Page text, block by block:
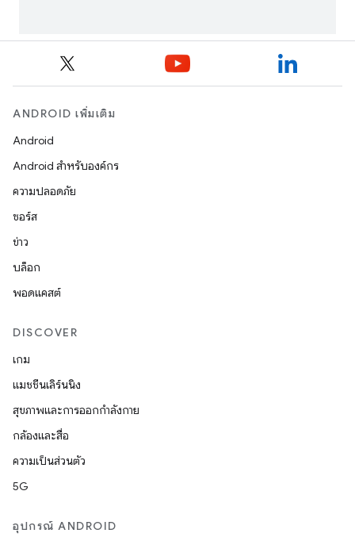
ANDROID เพิ่มเติม
Android
Android สำหรับองค์กร
ความปลอดภัย
ซอร์ส
ข่าว
บล็อก
พอดแคสต์
DISCOVER
เกม
แมชชีนเลิร์นนิง
สุขภาพและการออกกำลังกาย
กล้องและสื่อ
ความเป็นส่วนตัว
5G
อุปกรณ์ ANDROID